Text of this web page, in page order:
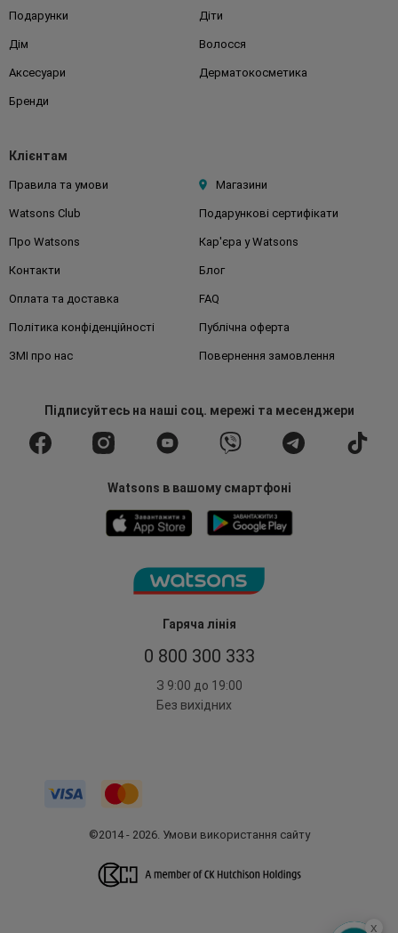
Гаряча лінія
0 800 300 333
З 9:00 до 19:00
Без вихідних
Подарунки Діти
Дім Волосся
Аксесуари Дерматокосметика
Бренди
Клієнтам
Правила та умови Магазини
Watsons Club Подарункові сертифікати
Про Watsons Кар'єра у Watsons
Контакти Блог
Оплата та доставка FAQ
Політика конфіденційності Публічна оферта
ЗМІ про нас Повернення замовлення
Підписуйтесьна наші соц. мережі та месенджери
Watsons в вашому смартфоні
©2014 - 2026. Умови використання сайту
x